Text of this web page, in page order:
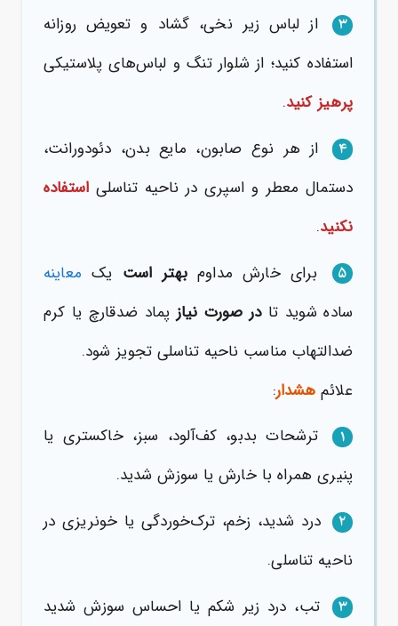
۳
از لباس زیر نخی، گشاد و تعویض روزانه
استفاده کنید؛ از شلوار تنگ و لباس‌های پلاستیکی
پرهیز کنید.
۴
از هر نوع صابون، مایع بدن، دئودورانت،
دستمال معطر و اسپری در ناحیه تناسلی استفاده
نکنید.
۵ برای خارش مداومبهتر است یک معاینه
ساده شوید تادر صورت نیازپماد ضدقارچ یا کرم
ضدالتهاب مناسب ناحیه تناسلی تجویز شود.
علائم هشدار:
۱
ترشحات بدبو، کف‌آلود، سبز، خاکستری یا
پنیری همراه با خارش یا سوزش شدید.
۲
درد شدید، زخم، ترک‌خوردگی یا خونریزی در
ناحیه تناسلی.
۳
تب، درد زیر شکم یا احساس سوزش شدید